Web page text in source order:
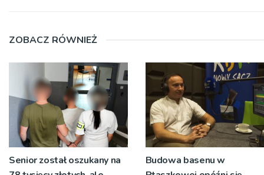
ZOBACZ RÓWNIEŻ
Senior został oszukany na
Budowa basenu w